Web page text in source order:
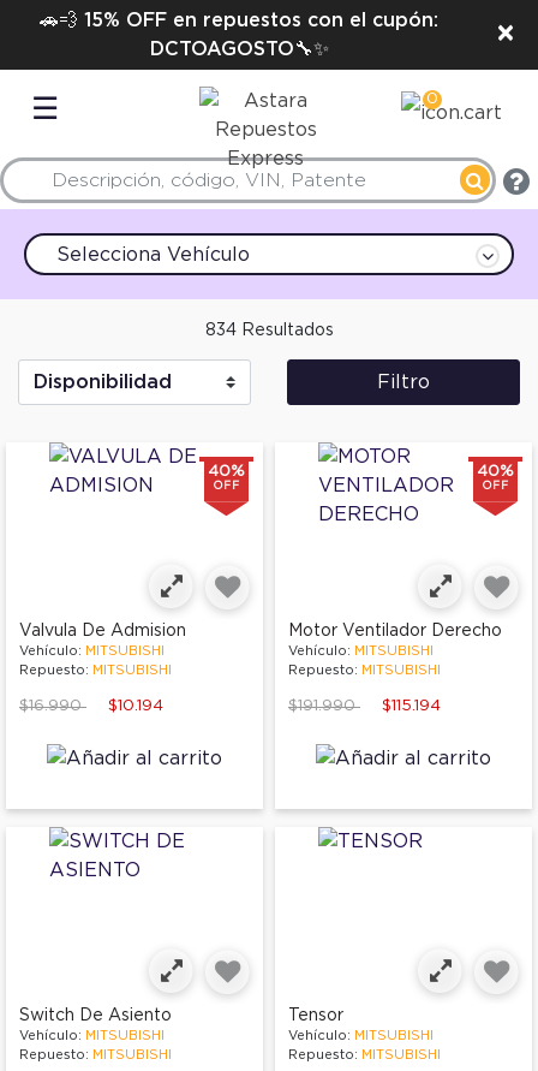
🚗💨 15% OFF en repuestos con el cupón:
DCTOAGOSTO🔧✨
×
☰ 0
Selecciona Vehículo
834 Resultados
Filtro
40%
OFF
Valvula De Admision
Vehículo: MITSUBISHI
Repuesto: MITSUBISHI
Price reduced from
$16.990to $10.194
40%
OFF
Motor Ventilador Derecho
Vehículo: MITSUBISHI
Repuesto: MITSUBISHI
Price reduced from
$191.990to $115.194
Switch De Asiento
Vehículo: MITSUBISHI
Repuesto: MITSUBISHI
Tensor
Vehículo: MITSUBISHI
Repuesto: MITSUBISHI